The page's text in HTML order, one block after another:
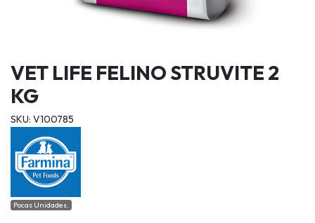
VET LIFE FELINO STRUVITE 2
KG
SKU: V100785
Pocas Unidades.